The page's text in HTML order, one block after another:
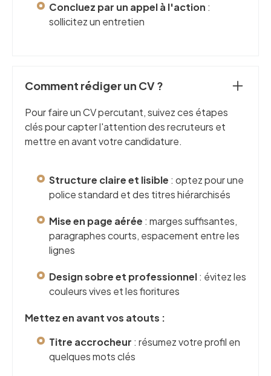
Concluez par un appel à l'action :
sollicitez un entretien
Comment rédiger un CV ?
Pour faire un CV percutant, suivez ces étapes
clés pour capter l'attention des recruteurs et
mettre en avant votre candidature.
Structure claire et lisible : optez pour une
police standard et des titres hiérarchisés
Mise en page aérée : marges suffisantes,
paragraphes courts, espacement entre les
lignes
Design sobre et professionnel: évitez les
couleurs vives et les fioritures
Mettez en avant vos atouts :
Titre accrocheur : résumez votre profil en
quelques mots clés